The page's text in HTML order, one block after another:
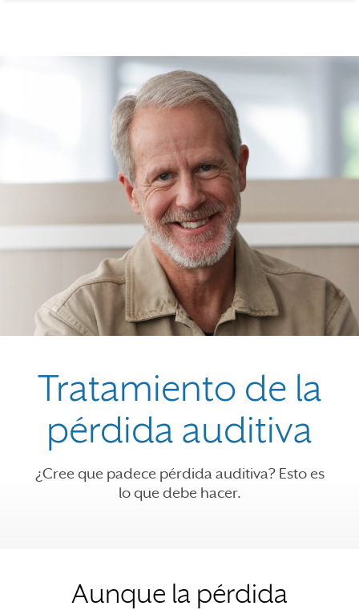
Tratamiento de la
pérdida auditiva
¿Cree que padece pérdida auditiva? Esto es
lo que debe hacer.
Aunque la pérdida